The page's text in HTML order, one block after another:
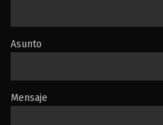
Asunto
Mensaje